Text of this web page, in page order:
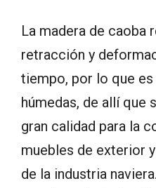
La madera de caoba
retracción y
tiempo, por lo que
húmedas, de allí que
gran calidad para la
muebles de exterior
de la industria